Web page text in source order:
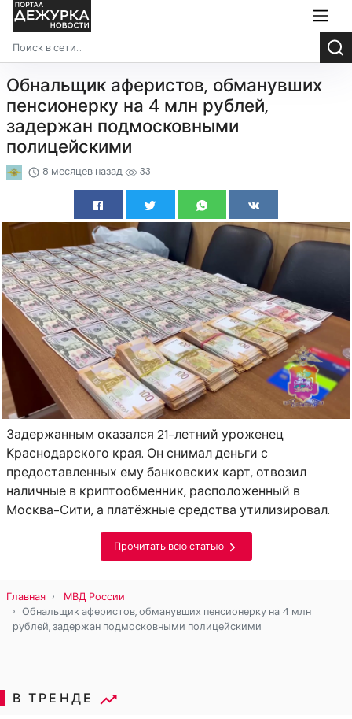
Обнальщик аферистов, обманувших
пенсионерку на 4 млн рублей,
задержан подмосковными
полицейскими
8 месяцев назад 33
Задержанным оказался 21-летний уроженец
Краснодарского края. Он снимал деньги с
предоставленных ему банковских карт, отвозил
наличные в криптообменник, расположенный в
Москва-Сити, а платёжные средства утилизировал.
Прочитать всю статью
Главная
МВД России
Обнальщик аферистов, обманувших пенсионерку на 4 млн
рублей, задержан подмосковными полицейскими
В ТРЕНДЕ